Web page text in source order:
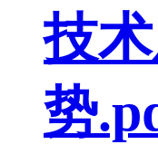
技
势